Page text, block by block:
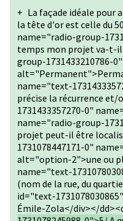
+ La façade idéale pour
la tête d'or est celle du
name="radio-group-
temps mon projet va-t-
group-1731433210786-
name="text-
précise la récurrence
1731433357270-0"
name="radio-group-
projet peut-il être
1731078447171-0"
alt="option-2">une ou
name="text-
(nom de la rue, du
id="text-
Émile-Zola</div></